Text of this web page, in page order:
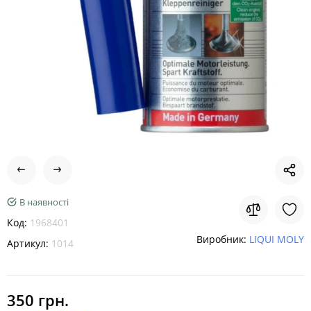
В наявності
Код: 1968401
Артикул: 1014 Виробник: LIQUI MOLY
350 грн.